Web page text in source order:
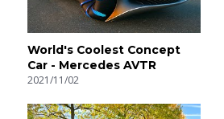
World's Coolest Concept
Car - Mercedes AVTR
2021/11/02